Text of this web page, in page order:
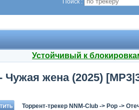
Поиск :
Устойчивый к
жена (2025)
Торрент-трекер NNM-Club -> Pop ->